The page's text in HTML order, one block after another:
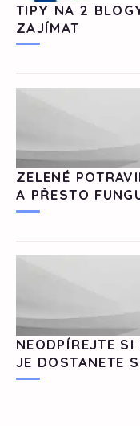
TIPY NA 2
ZAJÍMAT
ZELENÉ
A PŘESTO
NEODPÍREJTE
JE DOSTANETE